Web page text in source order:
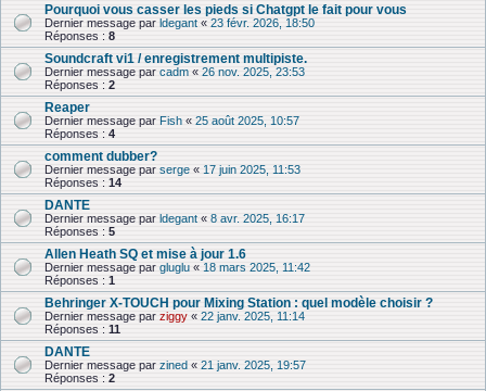
Pourquoi vous casser les pieds si Chatgpt le fait pour vous
Dernier message par ldegant « 23 févr. 2026, 18:50
Réponses : 8
Soundcraft vi1 / enregistrement multipiste.
Dernier message par cadm « 26 nov. 2025, 23:53
Réponses : 2
Reaper
Dernier message par Fish « 25 août 2025, 10:57
Réponses : 4
comment dubber?
Dernier message par serge « 17 juin 2025, 11:53
Réponses : 14
DANTE
Dernier message par ldegant « 8 avr. 2025, 16:17
Réponses : 5
Allen Heath SQ et mise à jour 1.6
Dernier message par gluglu « 18 mars 2025, 11:42
Réponses : 1
Behringer X-TOUCH pour Mixing Station : quel modèle choisir ?
Dernier message par ziggy « 22 janv. 2025, 11:14
Réponses : 11
DANTE
Dernier message par zined « 21 janv. 2025, 19:57
Réponses : 2